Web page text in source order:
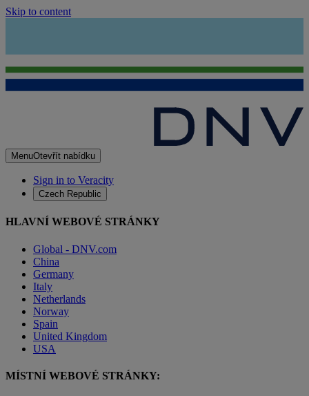
Skip to content
MenuOtevřít nabídku
Sign in to Veracity
Czech Republic
HLAVNÍ WEBOVÉ STRÁNKY
Global - DNV.com
China
Germany
Italy
Netherlands
Norway
Spain
United Kingdom
USA
MÍSTNÍ WEBOVÉ STRÁNKY: